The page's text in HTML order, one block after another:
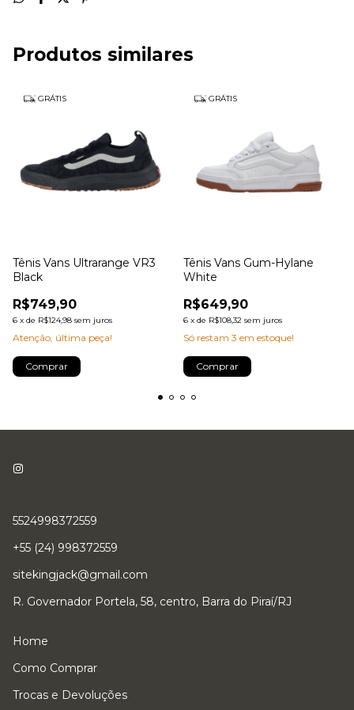
Produtos similares
GRÁTIS
Tênis Vans Ultrarange VR3
Black
R$749,90
6 x de R$124,98 sem juros
Atenção, última peça!
Comprar
GRÁTIS
Tênis Vans Gum-Hylane
White
R$649,90
6 x de R$108,32 sem juros
Só restam 3 em estoque!
Comprar
5524998372559
+55 (24) 998372559
sitekingjack@gmail.com
R. Governador Portela, 58, centro, Barra do Piraí/RJ
Home
Como Comprar
Trocas e Devoluções